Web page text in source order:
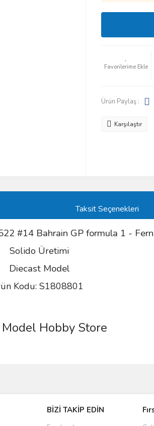
Ürün Paylaş :
Karşılaştır
Taksit Seçenekleri
#14 Bahrain GP formula 1 -
Solido Üretimi
Diecast Model
Kodu: S1808801
Hobby Store
BİZİ TAKİP EDİN